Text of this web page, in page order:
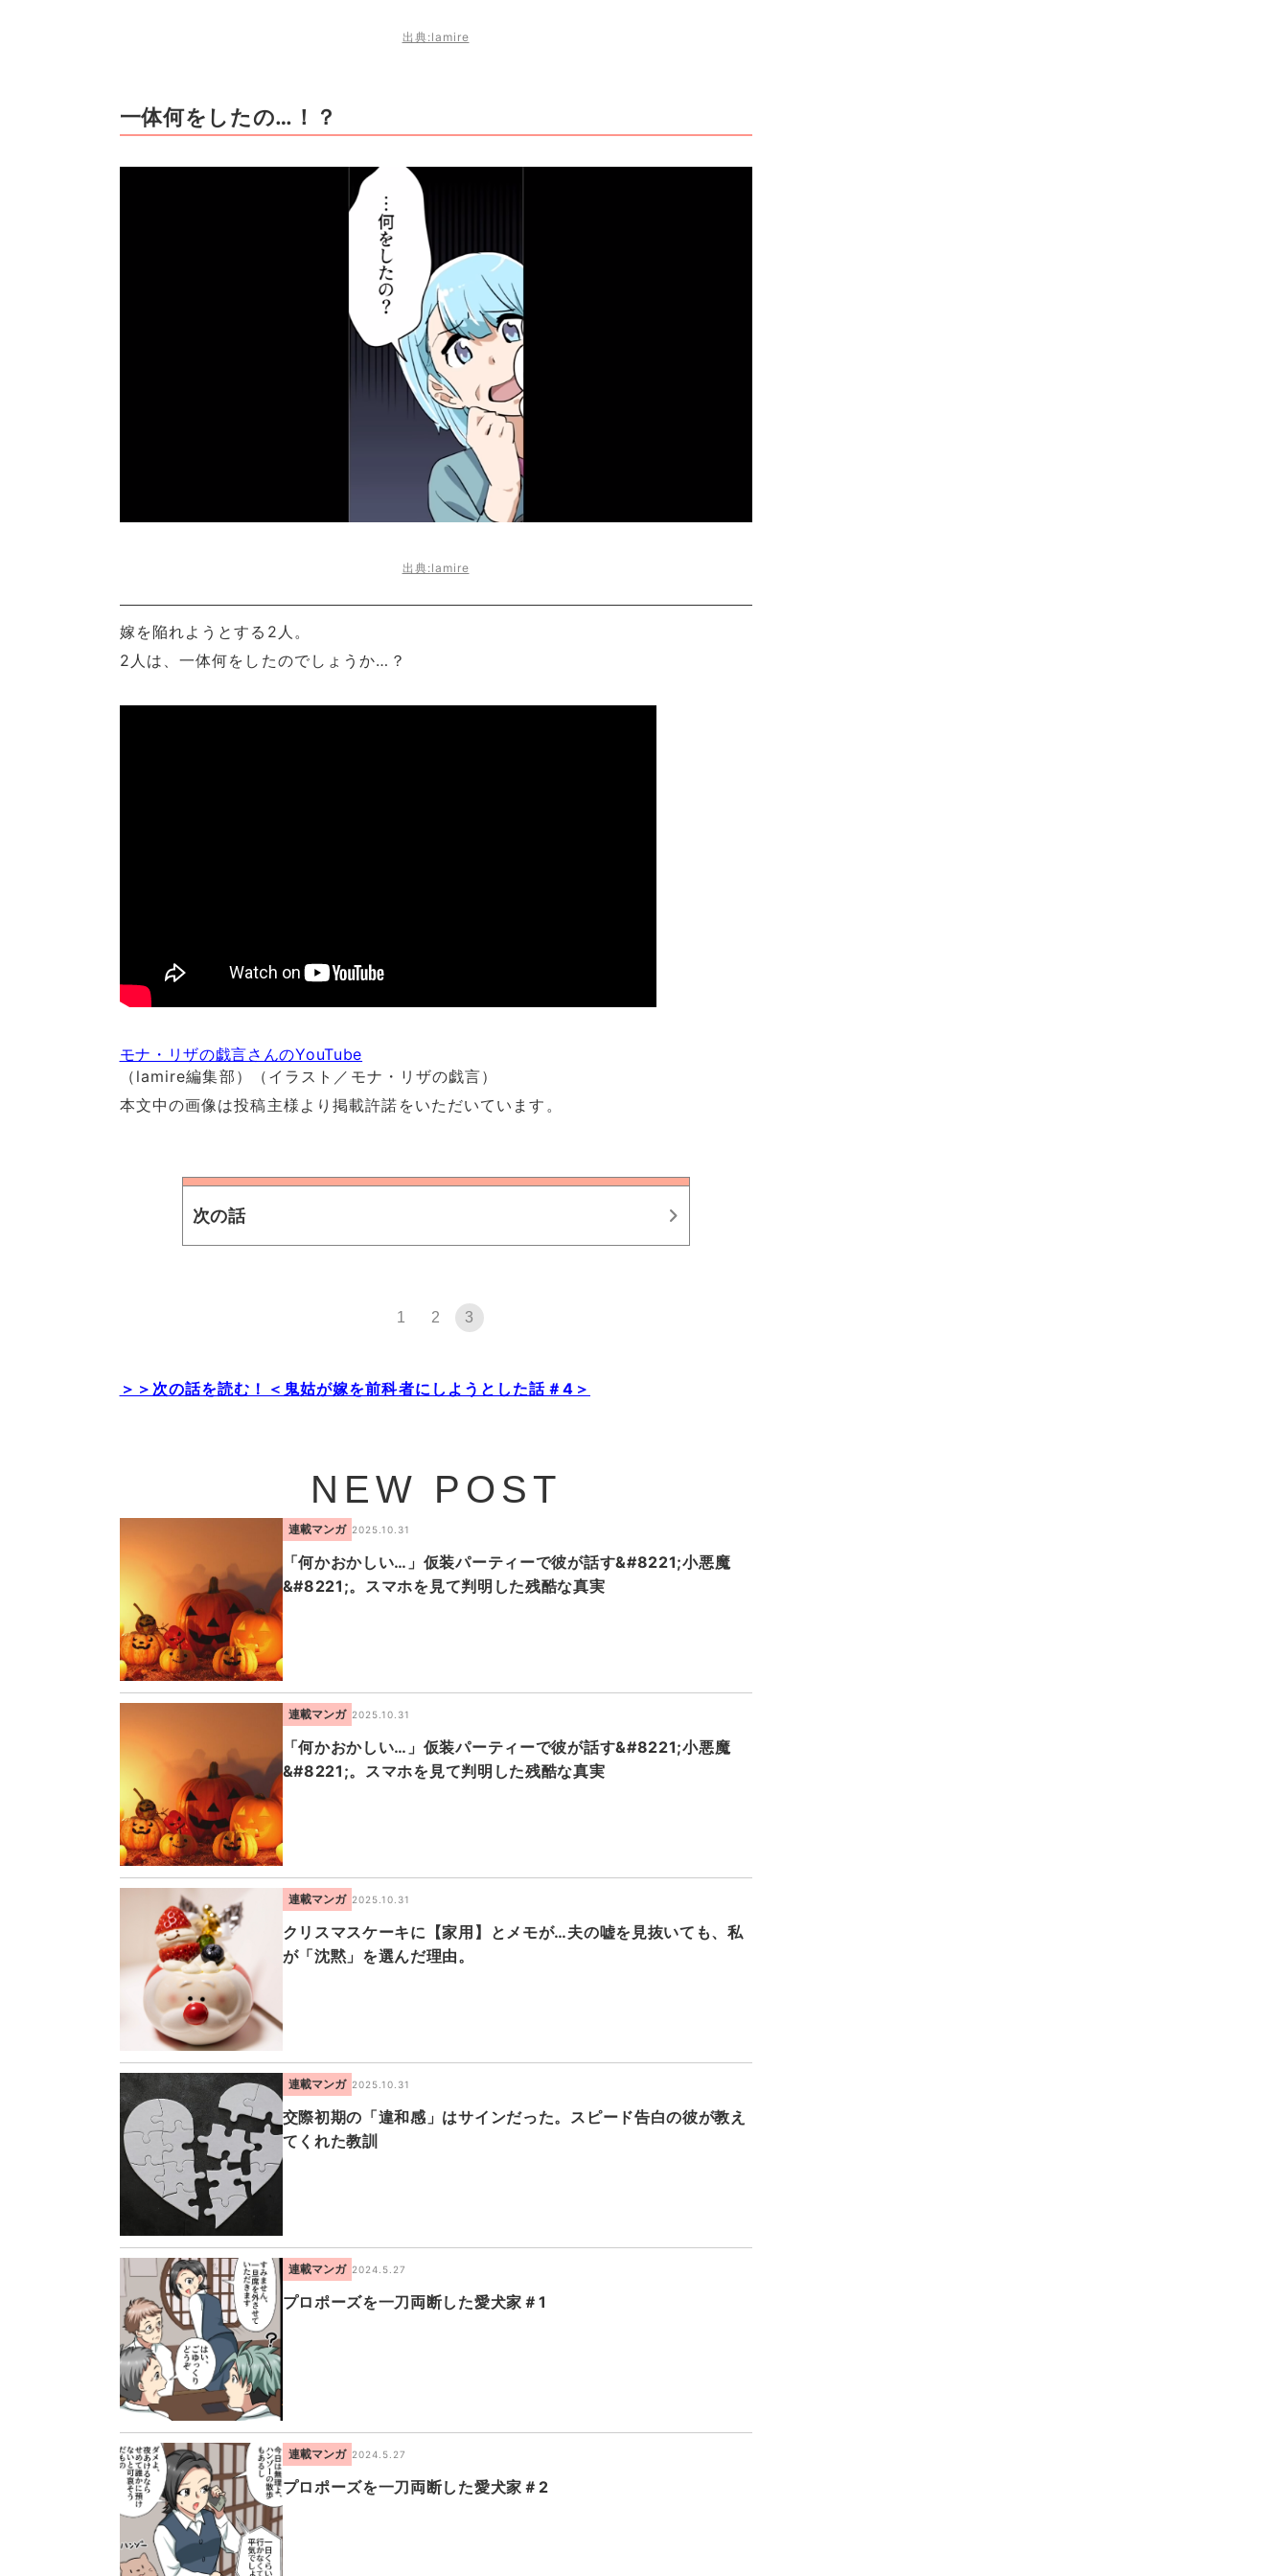
出典:lamire
一体何をしたの…！？
出典:lamire
嫁を陥れようとする2人。
2人は、一体何をしたのでしょうか…？
モナ・リザの戯言さんのYouTube
（lamire編集部）（イラスト／モナ・リザの戯言）
本文中の画像は投稿主様より掲載許諾をいただいています。
次の話
1 2 3
＞＞次の話を読む！＜鬼姑が嫁を前科者にしようとした話＃4＞
NEW POST
連載マンガ 2025.10.31
「何かおかしい…」仮装パーティーで彼が話す&#8221;小悪魔
&#8221;。スマホを見て判明した残酷な真実
連載マンガ 2025.10.31
「何かおかしい…」仮装パーティーで彼が話す&#8221;小悪魔
&#8221;。スマホを見て判明した残酷な真実
連載マンガ 2025.10.31
クリスマスケーキに【家用】とメモが…夫の嘘を見抜いても、私
が「沈黙」を選んだ理由。
連載マンガ 2025.10.31
交際初期の「違和感」はサインだった。スピード告白の彼が教え
てくれた教訓
連載マンガ 2024.5.27
プロポーズを一刀両断した愛犬家＃1
連載マンガ 2024.5.27
プロポーズを一刀両断した愛犬家＃2